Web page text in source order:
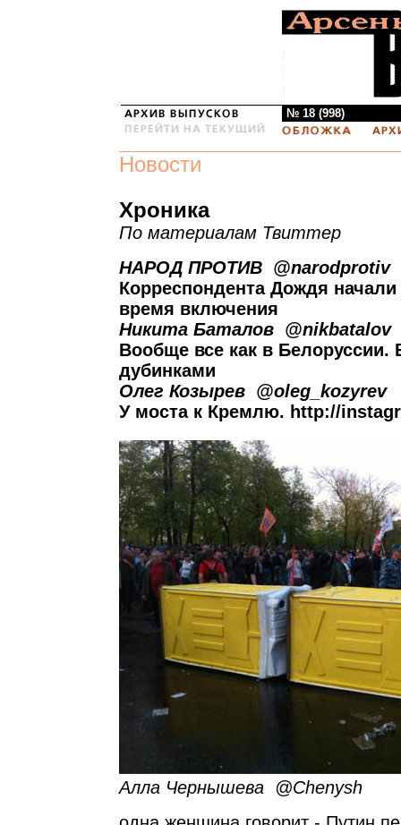
№ 18 (998)
Новости
Хроника
По материалам Твиттер
НАРОД ПРОТИВ ‏ @narodprotiv
Корреспондента Дождя
время включения
Никита Баталов ‏ @nikbatalov
Вообще все как в
дубинками
Олег Козырев ‏ @oleg_kozyrev
У моста к Кремлю. http://
Алла Чернышева ‏ @Chenysh